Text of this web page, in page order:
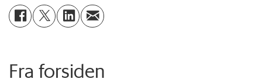
Fra forsiden